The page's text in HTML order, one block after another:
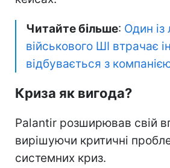
Читайте більше: Один із
військового ШІ втрачає
відбувається з
Криза як вигода?
Palantir розширював свій
вирішуючи критичні
системних криз.